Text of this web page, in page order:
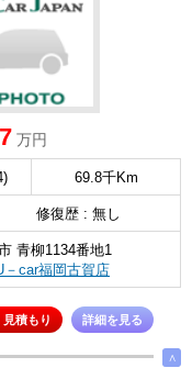
万円
69.8千Km
修復歴 : 無し
青柳1134番地1
－car福岡古賀店
積もり 詳細を見る
∧